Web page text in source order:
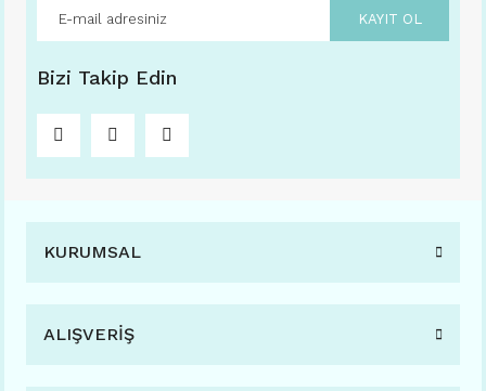
KAYIT OL
Bizi Takip Edin
KURUMSAL
ALIŞVERİŞ